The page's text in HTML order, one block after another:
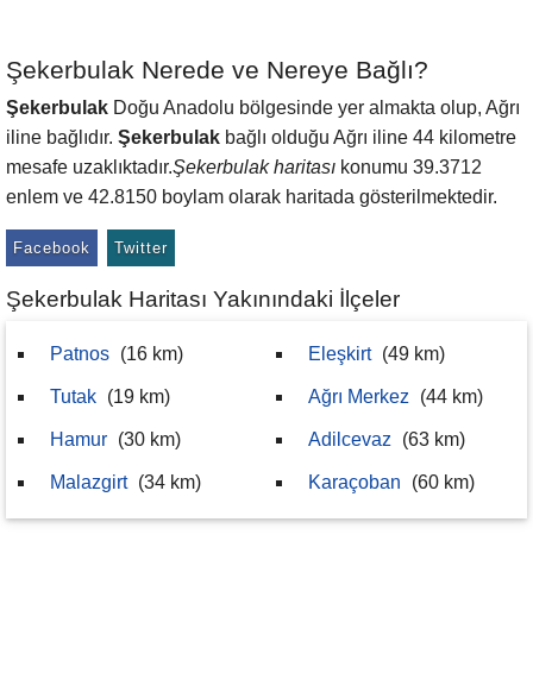
Şekerbulak Nerede ve Nereye Bağlı?
Şekerbulak Doğu Anadolu bölgesinde yer almakta olup, Ağrı
iline bağlıdır. Şekerbulak bağlı olduğu Ağrı iline 44 kilometre
mesafe uzaklıktadır.Şekerbulak haritası konumu 39.3712
enlem ve 42.8150 boylam olarak haritada gösterilmektedir.
Facebook Twitter
Şekerbulak Haritası Yakınındaki İlçeler
Patnos (16 km)
Tutak (19 km)
Hamur (30 km)
Malazgirt (34 km)
Eleşkirt (49 km)
Ağrı Merkez (44 km)
Adilcevaz (63 km)
Karaçoban (60 km)